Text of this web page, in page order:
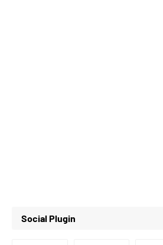
Social Plugin